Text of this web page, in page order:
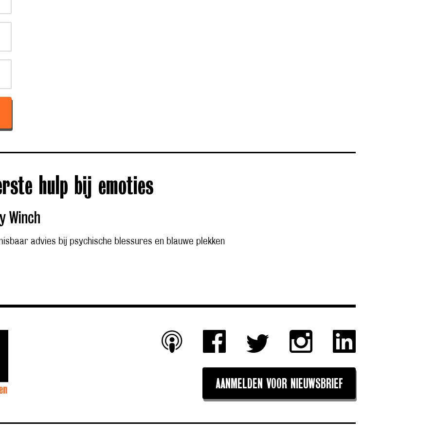
hulp bij emoties
Winch
advies bij psychische blessures en blauwe plekken
AANMELDEN VOOR NIEUWSBRIEF